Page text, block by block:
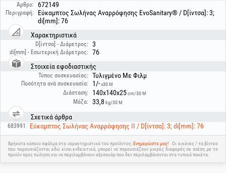
Άρθρο: 672149
Περιγραφή:
Εύκαμπτος Σωλήνας Αναρρόφησης EvoSanitary® / D[ίντσα]: 3;
di[mm]: 76
Χαρακτηριστικά
D[ίντσα] - Διάμετρος: 3
di[mm] - Εσωτερική Διάμετρος:
76
Στοιχεία εφοδιαστικής
Τύπος συσκευασίας: Τυλιγμένο Με Φιλμ
Ποσότητα ανά συσκευασία: 1/-x30 M
Διάσταση: 140x140x25cm/30 M
Μάζα: 33,8 kg/30 M
Σχετικά άρθρα
683991 Εύκαμπτος Σωλήνας Αναρρόφησης II / D[ίντσα]: 3; di[mm]: 76
Βρήκατε κάποιο σφάλμα στα χαρακτηριστικά του προϊόντος;Ενημερώστε μας!
Οι εικόνες / τα βίντεο
που παρουσιάζονται εδώ είναι ενδεικτικά, μπορεί να παρουσιάζουν μικρές διαφορές σε σχέση με το
προϊόν προς πώληση και να περιλαμβάνουν αξεσουάρ που δεν περιλαμβάνονται στα τυπικά πακέτα.